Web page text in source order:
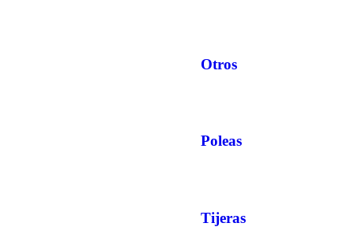
Otros
Poleas
Tijeras